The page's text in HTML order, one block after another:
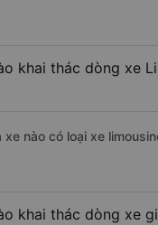
khai thác dòng xe
xe nào có loại xe
khai thác dòng xe